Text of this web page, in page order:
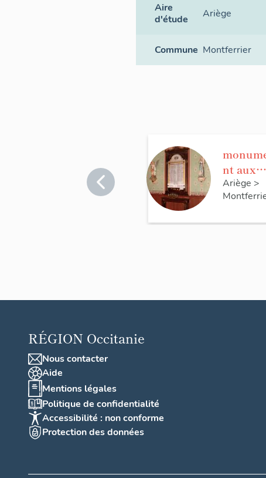
Aire
d'étude
Ariège
Commune Montferrier
nt aux
morts de
la
d'Arc
Ariège >
RÉGION Occitanie
Nous contacter
Aide
Mentions légales
Politique de confidentialité
Accessibilité : non conforme
Protection des données